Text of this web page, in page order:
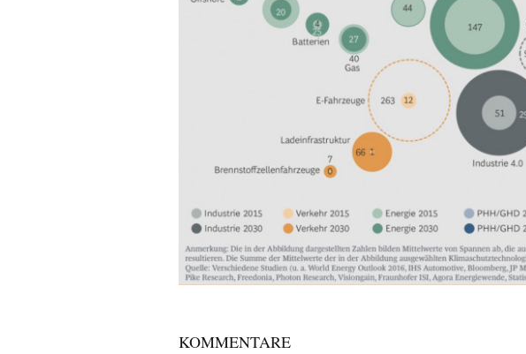
KOMMENTARE